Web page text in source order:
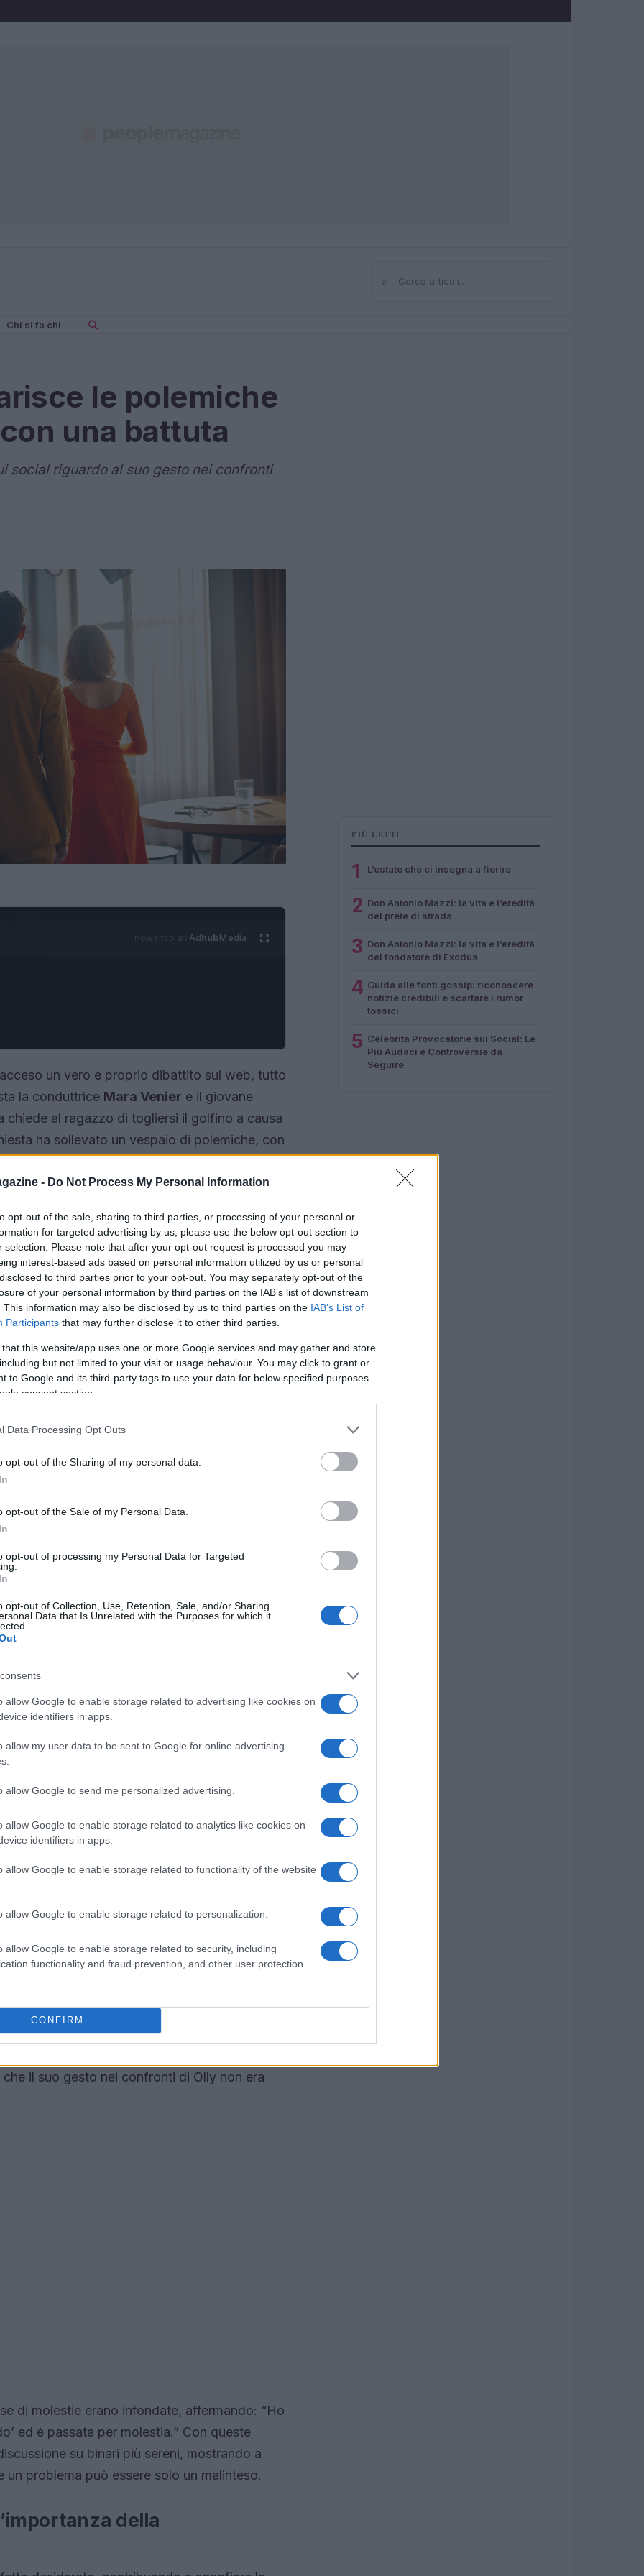
- Do Not Process My Personal Information
opt-out of the sale, sharing to third parties, or processing of your personal or
for targeted advertising by us, please use the below opt-out section to
selection. Please note that after your opt-out request is processed you may
interest-based ads based on personal information utilized by us or personal
to third parties prior to your opt-out. You may separately opt-out of the
of your personal information by third parties on the IAB’s list of downstream
This information may also be disclosed by us to third parties on the IAB’s List of
Participants that may further disclose it to other third parties.
that this website/app uses one or more Google services and may gather and store
but not limited to your visit or usage behaviour. You may click to grant or
to Google and its third-party tags to use your data for below specified purposes
consent section.
Data Processing Opt Outs
opt-out of the Sharing of my personal data.
opt-out of the Sale of my Personal Data.
opt-out of processing my Personal Data for Targeted
opt-out of Collection, Use, Retention, Sale, and/or Sharing
Data that Is Unrelated with the Purposes for which it
allow Google to enable storage related to advertising like cookies on
identifiers in apps.
allow my user data to be sent to Google for online advertising
allow Google to send me personalized advertising.
allow Google to enable storage related to analytics like cookies on
identifiers in apps.
allow Google to enable storage related to functionality of the website
allow Google to enable storage related to personalization.
allow Google to enable storage related to security, including
functionality and fraud prevention, and other user protection.
CONFIRM
⌕Cerca
Chi si fa chi
le polemiche
una battuta
social riguardo al suo gesto nei confronti
AdhubMedia
un vero e proprio dibattito sul web, tutto
la conduttrice Mara Venier e il giovane
chiede al ragazzo di togliersi il golfino a causa
ha sollevato un vespaio di polemiche, con
molestie e imbarazzo. A distanza di qualche
con una buona dose di ironia, cercando di
che ha suscitato opinioni contrastanti.
centro di critiche, con una parte del pubblico
Ti sei mai chiesto cosa sarebbe
a una giovane cantante di togliersi un
il dibattito, ma non sono mancate le voci a
come il suo fosse un gesto affettuoso
Contiha difeso Mara durante un
del politicamente corretto stava
chiesto a una donna di togliersi un
in un contesto amichevole e non
a ridimensionare la vicenda, evidenziando
significato dell’azione della conduttrice.
è sempre stata caratterizzata da un
comprendere come un gesto del genere
di affrontare la questione di petto
In. Con il suo consueto stile diretto e ironico,
la situazione, facendo riferimento a un
tolto la giacca per il caldo, dicendo: “Dammi a
non ho chiesto io di togliersi la giacca,
battuta ha messo in chiaro l’intento di
il suo gesto nei confronti di Olly non era
di molestie erano infondate, affermando: “Ho
ed è passata per molestia.” Con queste
su binari più sereni, mostrando a
problema può essere solo un malinteso.
della
PIÙ LETTI
1 L’estate che ci insegna a fiorire
2 Don Antonio Mazzi: la vita e l’eredità
del prete di strada
3 Don Antonio Mazzi: la vita e l’eredità
del fondatore di Exodus
4 Guida alle fonti gossip: riconoscere
notizie credibili e scartare i rumor
tossici
5 Celebrità Provocatorie sui Social: Le
Più Audaci e Controversie da
Seguire